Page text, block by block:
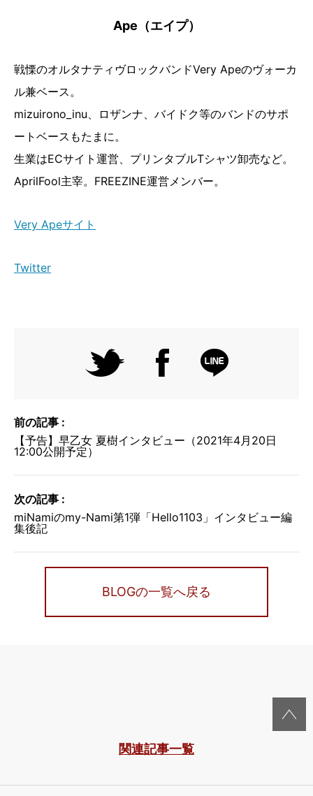
Ape（エイプ）
戦慄のオルタナティヴロックバンドVery Apeのヴォーカ
ル兼ベース。
mizuirono_inu、ロザンナ、バイドク等のバンドのサポ
ートベースもたまに。
生業はECサイト運営、プリンタブルTシャツ卸売など。
AprilFool主宰。FREEZINE運営メンバー。
Very Apeサイト
Twitter
前の記事 :
【予告】早乙女 夏樹インタビュー（2021年4月20日
12:00公開予定）
次の記事 :
miNamiのmy-Nami第1弾「Hello1103」インタビュー編
集後記
BLOGの一覧へ戻る
関連記事一覧